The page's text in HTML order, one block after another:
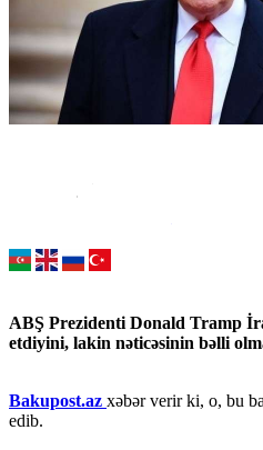
ABŞ Prezidenti Donald Tramp
etdiyini, lakin nəticəsinin bəlli
Bakupost.az xəbər verir ki, o, bu
edib.